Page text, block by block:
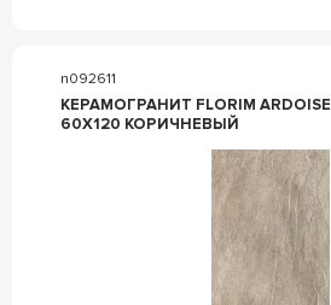
n092611
КЕРАМОГРАНИТ FLORIM ARDOISE ECRU RET
60Х120 КОРИЧНЕВЫЙ